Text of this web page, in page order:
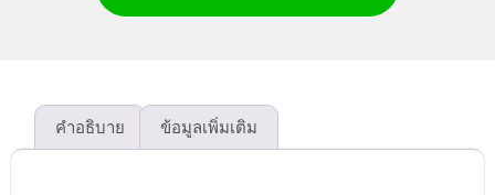
คำอธิบาย ข้อมูลเพิ่มเติม